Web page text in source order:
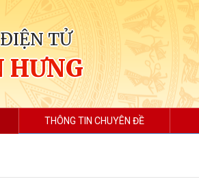
TỬ
HƯNG
THÔNG TIN CHUYÊN ĐỀ